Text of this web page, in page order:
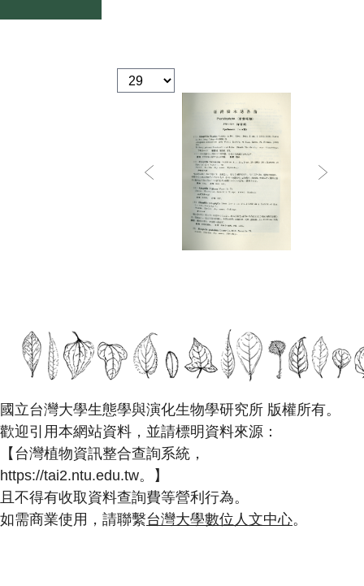
國立台灣大學生態學與演化生物學研究所 版權所有。
歡迎引用本網站資料，並請標明資料來源：
【台灣植物資訊整合查詢系統，
https://tai2.ntu.edu.tw。】
且不得有收取資料查詢費等營利行為。
如需商業使用，請聯繫台灣大學數位人文中心。